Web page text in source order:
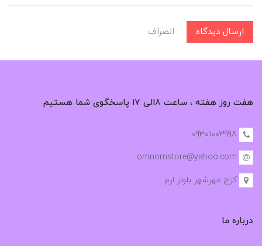
ارسال دیدگاه انصراف
هفت روز هفته ، ساعت ۸الی ۱۷ پاسخگوی شما هستیم
09301003998
omnomstore@yahoo.com
کرج مهرشهر بلوار ارم
درباره ما